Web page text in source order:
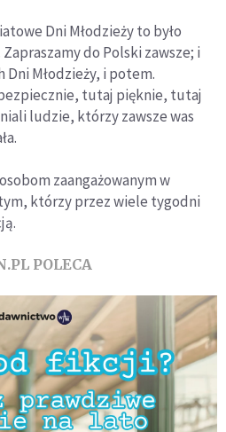
Dni Młodzieży to było
do Polski zawsze; i
Dni Młodzieży, i potem.
tutaj pięknie, tutaj
ludzie, którzy zawsze was
zaangażowanym w
którzy przez wiele tygodni
POLECA